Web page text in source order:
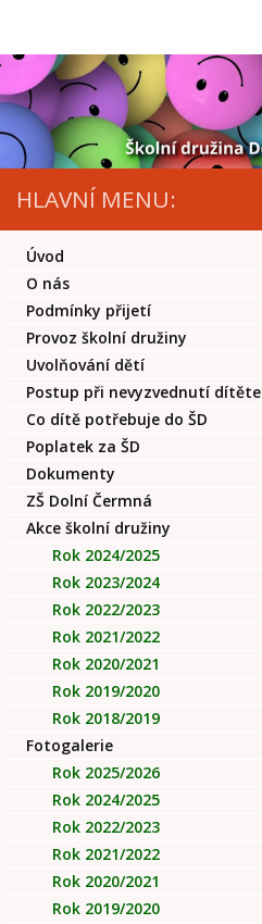
HLAVNÍ MENU:
Úvod
O nás
Podmínky přijetí
Provoz školní družiny
Uvolňování dětí
Postup při nevyzvednutí dítěte
Co dítě potřebuje do ŠD
Poplatek za ŠD
Dokumenty
ZŠ Dolní Čermná
Akce školní družiny
Rok 2024/2025
Rok 2023/2024
Rok 2022/2023
Rok 2021/2022
Rok 2020/2021
Rok 2019/2020
Rok 2018/2019
Fotogalerie
Rok 2025/2026
Rok 2024/2025
Rok 2022/2023
Rok 2021/2022
Rok 2020/2021
Rok 2019/2020